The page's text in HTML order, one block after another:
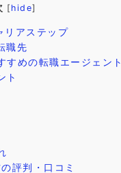
[ hide]
リアステップ
職先
すめの転職エージェント
ト
評判・口コミ